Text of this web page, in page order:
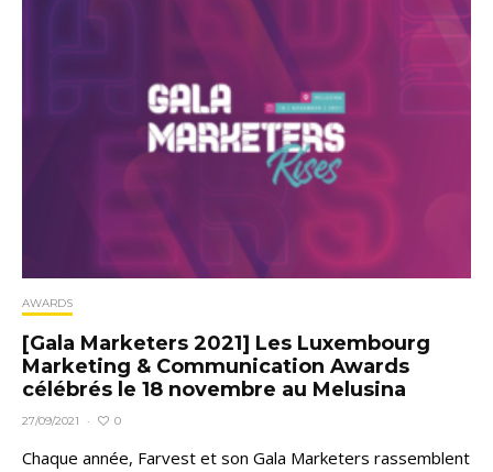
AWARDS
[Gala Marketers 2021] Les Luxembourg
Marketing & Communication Awards
célébrés le 18 novembre au Melusina
27/09/2021 · 0
Chaque année, Farvest et son Gala Marketers rassemblent